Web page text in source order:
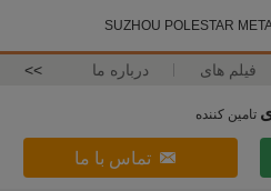
SUZHOU POLESTAR
فیلم های درباره ما >>
تامین کننده
تماس با ما